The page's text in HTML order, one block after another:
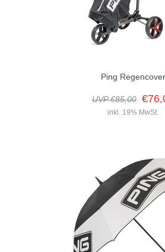
Limited Edition PP58 Headcover
Filzfutter
Ping Regencover
UVP €85,00
inkl. 19% MwSt.
Das Ping Regencover wurde entwickelt,
das Bag auch bei schlechten
Feuchtigkeit zu...